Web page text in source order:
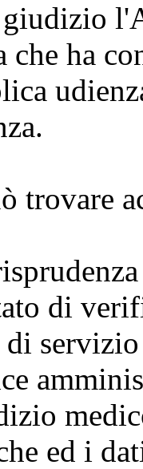
ha
trovare
di
di
ed i